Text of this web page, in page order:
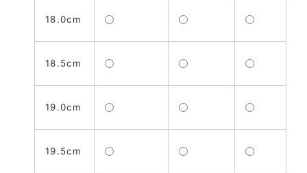
18.0cm
18.5cm
19.0cm
19.5cm